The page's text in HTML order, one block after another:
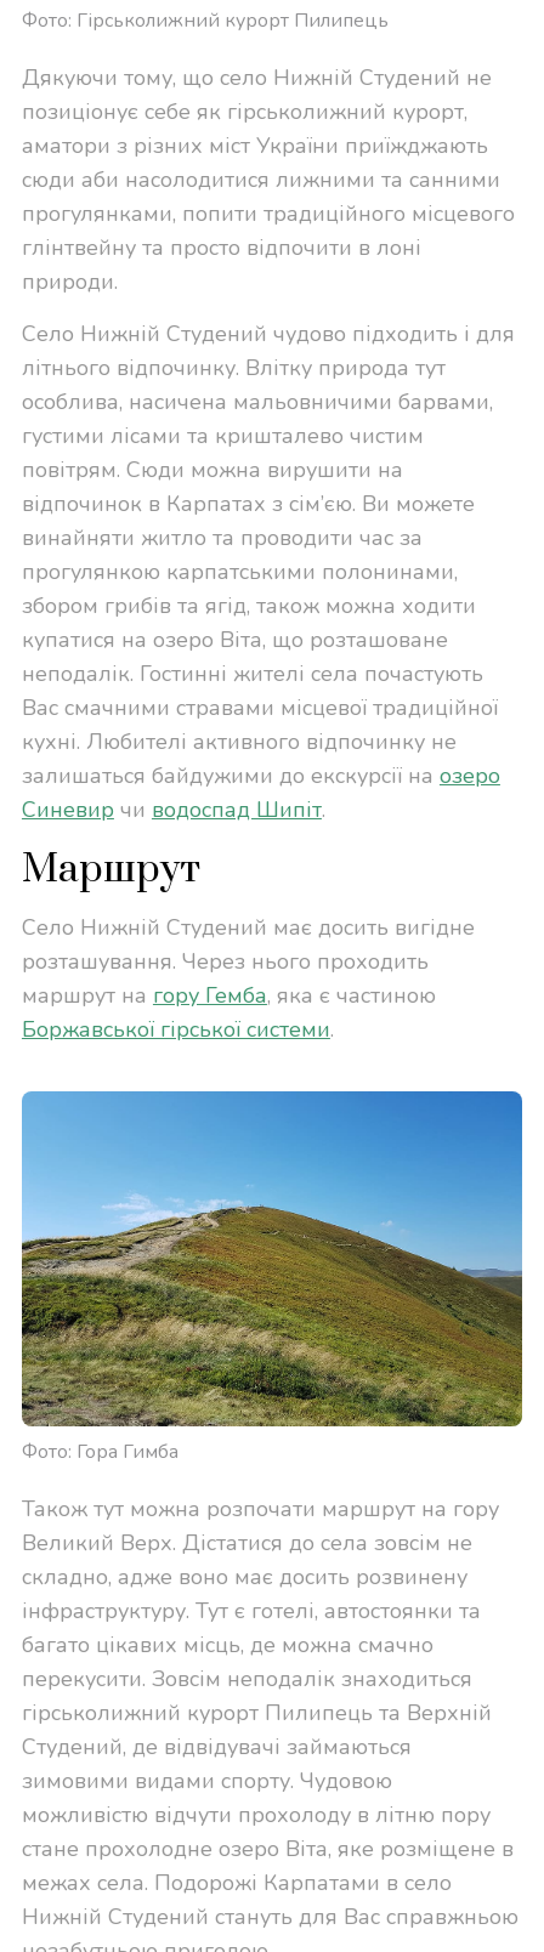
Фото: Гірськолижний курорт Пилипець
Дякуючи тому, що село Нижній Студений не
позиціонує себе як гірськолижний курорт,
аматори з різних міст України приїжджають
сюди аби насолодитися лижними та санними
прогулянками, попити традиційного місцевого
глінтвейну та просто відпочити в лоні
природи.
Село Нижній Студений чудово підходить і для
літнього відпочинку. Влітку природа тут
особлива, насичена мальовничими барвами,
густими лісами та кришталево чистим
повітрям. Сюди можна вирушити на
відпочинок в Карпатах з сім’єю. Ви можете
винайняти житло та проводити час за
прогулянкою карпатськими полонинами,
збором грибів та ягід, також можна ходити
купатися на озеро Віта, що розташоване
неподалік. Гостинні жителі села почастують
Вас смачними стравами місцевої традиційної
кухні. Любителі активного відпочинку не
залишаться байдужими до екскурсії на озеро
Синевир чи водоспад Шипіт.
Маршрут
Село Нижній Студений має досить вигідне
розташування. Через нього проходить
маршрут на гору Гемба, яка є частиною
Боржавської гірської системи.
Фото: Гора Гимба
Також тут можна розпочати маршрут на гору
Великий Верх. Дістатися до села зовсім не
складно, адже воно має досить розвинену
інфраструктуру. Тут є готелі, автостоянки та
багато цікавих місць, де можна смачно
перекусити. Зовсім неподалік знаходиться
гірськолижний курорт Пилипець та Верхній
Студений, де відвідувачі займаються
зимовими видами спорту. Чудовою
можливістю відчути прохолоду в літню пору
стане прохолодне озеро Віта, яке розміщене в
межах села. Подорожі Карпатами в село
Нижній Студений стануть для Вас справжньою